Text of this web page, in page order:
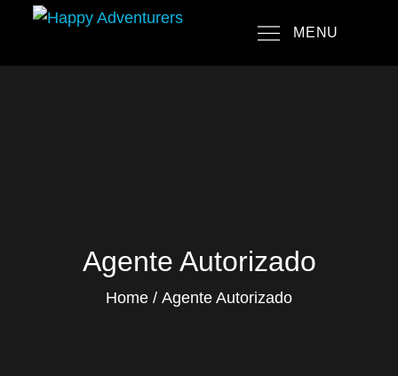
content
MENU
Agente Autorizado
Home Agente Autorizado